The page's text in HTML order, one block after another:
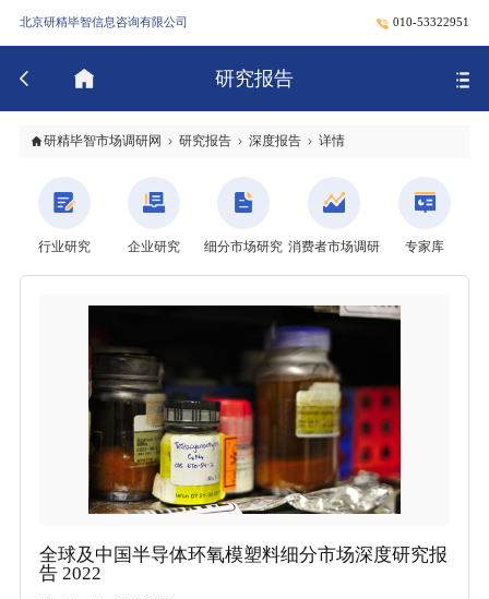
北京研精毕智信息咨询有限公司 010-53322951
研究报告
研精毕智市场调研网 研究报告 深度报告 详情
行业研究 企业研究 细分市场研究 消费者市场调研 专家库
全球及中国半导体环氧模塑料细分市场深度研究报
告 2022